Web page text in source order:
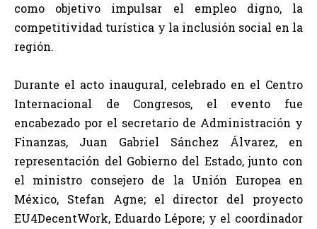
como objetivo impulsar el empleo digno, la
competitividad turística y la inclusión social en la
región.
Durante el acto inaugural, celebrado en el Centro
Internacional de Congresos, el evento fue
encabezado por el secretario de Administración y
Finanzas, Juan Gabriel Sánchez Álvarez, en
representación del Gobierno del Estado, junto con
el ministro consejero de la Unión Europea en
México, Stefan Agne; el director del proyecto
EU4DecentWork, Eduardo Lépore; y el coordinador